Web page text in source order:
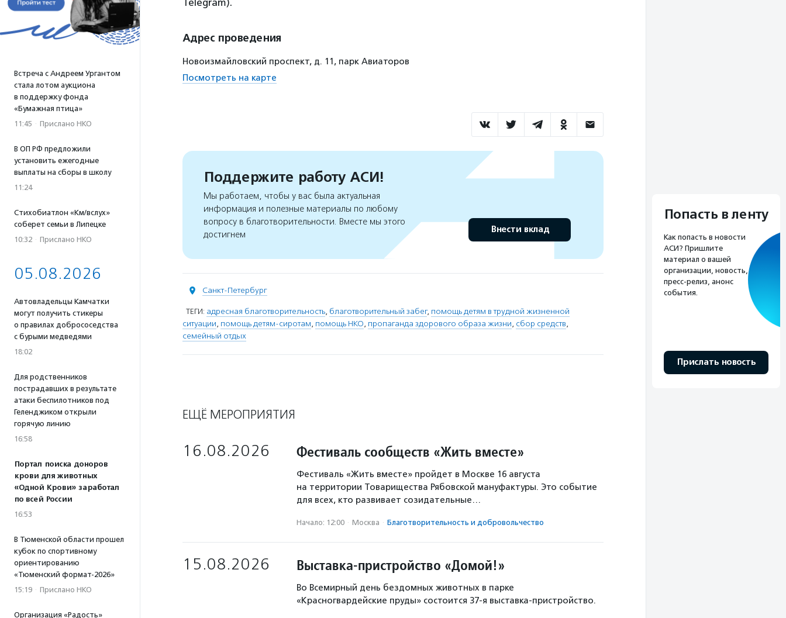
Встреча с Андреем Ургантом
стала лотом аукциона
в поддержку фонда
«Бумажная птица»
11:45 · Прислано НКО
В ОП РФ предложили
установить ежегодные
выплаты на сборы в школу
11:24
Стихобиатлон «Км/вслух»
соберет семьи в Липецке
10:32 · Прислано НКО
05.08.2026
Автовладельцы Камчатки
могут получить стикеры
о правилах добрососедства
с бурыми медведями
18:02
Для родственников
пострадавших в результате
атаки беспилотников под
Геленджиком открыли
горячую линию
16:58
Портал поиска доноров
крови для животных
«Одной Крови» заработал
по всей России
16:53
В Тюменской области прошел
кубок по спортивному
ориентированию
«Тюменский формат-2026»
15:19 · Прислано НКО
Организация «Радость»
Telegram).
Адрес проведения
Новоизмайловский проспект, д. 11, парк Авиаторов
Посмотреть на карте
Поддержите работу АСИ!
Мы работаем, чтобы у вас была актуальная
информация и полезные материалы по любому
вопросу в благотворительности. Вместе мы этого
достигнем
Внести вклад
Санкт-Петербург
ТЕГИ: адресная благотворительность, благотворительный забег, помощь детям в трудной жизненной
ситуации, помощь детям-сиротам, помощь НКО, пропаганда здорового образа жизни, сбор средств,
семейный отдых
ЕЩЁ МЕРОПРИЯТИЯ
16.08.2026 Фестиваль сообществ «Жить вместе»
Фестиваль «Жить вместе» пройдет в Москве 16 августа
на территории Товарищества Рябовской мануфактуры. Это событие
для всех, кто развивает созидательные…
Начало: 12:00 · Москва · Благотвори­тель­ность и доброволь­чест­во
15.08.2026 Выставка-пристройство «Домой!»
Во Всемирный день бездомных животных в парке
«Красногвардейские пруды» состоится 37-я выставка-пристройство.
Попасть в ленту
Как попасть в новости
АСИ? Пришлите
материал о вашей
организации, новость,
пресс-релиз, анонс
события.
Прислать новость